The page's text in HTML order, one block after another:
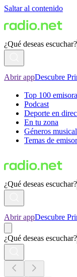
Saltar al contenido
¿Qué deseas escuchar?
Abrir appDescubre
Top 100
Podcast
Deporte en
En tu zona
Géneros
Temas de
¿Qué deseas escuchar?
Abrir appDescubre
¿Qué deseas escuchar?